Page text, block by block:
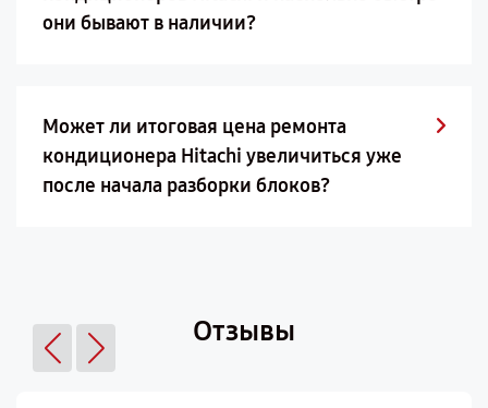
они бывают в наличии?
Может ли итоговая цена ремонта
кондиционера Hitachi увеличиться уже
после начала разборки блоков?
Отзывы